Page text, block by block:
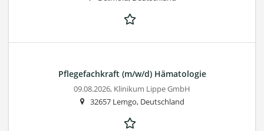
Pflegefachkraft (m/w/d) Hämatologie
09.08.2026, Klinikum Lippe GmbH
32657 Lemgo, Deutschland